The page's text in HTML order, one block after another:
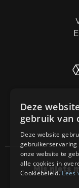
Mis niets
Deze
gebruik van
Deze website
onze website te
alle cookies in
Cookiebeleid.Lees